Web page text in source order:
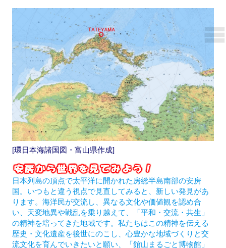
[環日本海諸国図・富山県作成]
日本列島の頂点で太平洋に開かれた房総半島南部の安房
国。いつもと違う視点で見直してみると、新しい発見があ
ります。海洋民が交流し、異なる文化や価値観を認め合
い、天変地異や戦乱を乗り越えて、「平和・交流・共生」
の精神を培ってきた地域です。私たちはこの精神を伝える
歴史・文化遺産を後世にのこし、心豊かな地域づくりと交
流文化を育んでいきたいと願い、「館山まるごと博物館」